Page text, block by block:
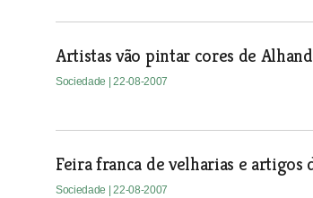
Artistas vão pintar cores de
Sociedade | 22-08-2007
Feira franca de velharias e
Sociedade | 22-08-2007